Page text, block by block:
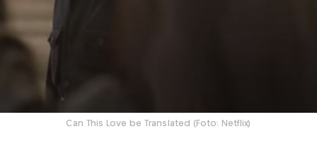
Can This Love be Translated (Foto: Netflix)